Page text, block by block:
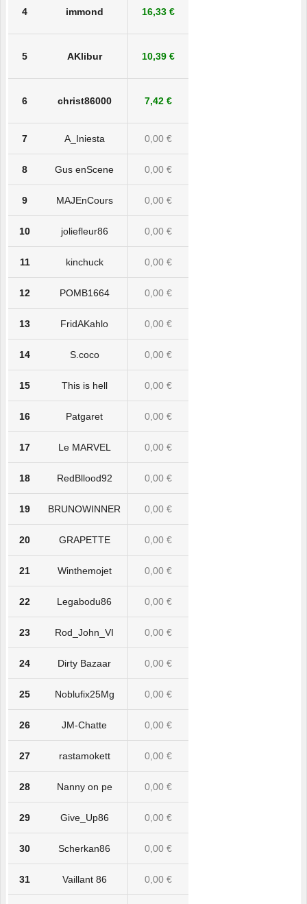
4 immond 16,33 €
5 AKlibur 10,39 €
6 christ86000 7,42 €
7 A_Iniesta 0,00 €
8 Gus enScene 0,00 €
9 MAJEnCours 0,00 €
10 joliefleur86 0,00 €
11 kinchuck 0,00 €
12 POMB1664 0,00 €
13 FridAKahlo 0,00 €
14 S.coco 0,00 €
15 This is hell 0,00 €
16 Patgaret 0,00 €
17 Le MARVEL 0,00 €
18 RedBllood92 0,00 €
19 BRUNOWINNER 0,00 €
20 GRAPETTE 0,00 €
21 Winthemojet 0,00 €
22 Legabodu86 0,00 €
23 Rod_John_VI 0,00 €
24 Dirty Bazaar 0,00 €
25 Noblufix25Mg 0,00 €
26 JM-Chatte 0,00 €
27 rastamokett 0,00 €
28 Nanny on pe 0,00 €
29 Give_Up86 0,00 €
30 Scherkan86 0,00 €
31 Vaillant 86 0,00 €